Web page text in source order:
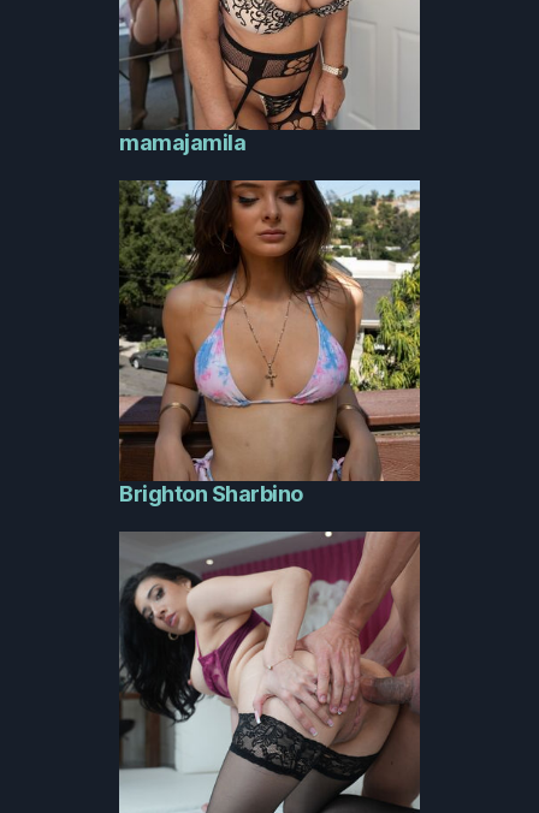
mamajamila
Brighton Sharbino